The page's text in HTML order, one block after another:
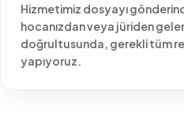
Hizmetimiz dosyayı
hocanızdan veya jüriden
doğrultusunda, gerekli tüm
yapıyoruz.